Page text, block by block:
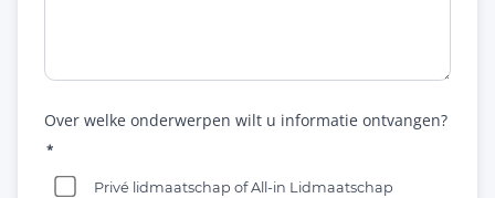
Over welke onderwerpen wilt u informatie ontvangen?
Privé lidmaatschap of All-in Lidmaatschap